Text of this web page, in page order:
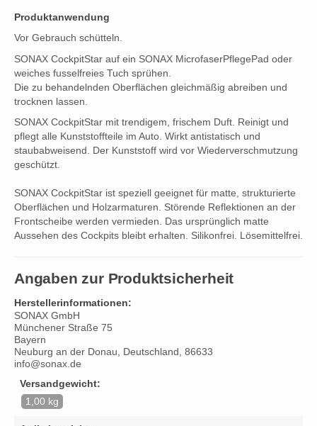
Produktanwendung
Vor Gebrauch schütteln.
SONAX CockpitStar auf ein SONAX MicrofaserPflegePad oder
weiches fusselfreies Tuch sprühen.
Die zu behandelnden Oberflächen gleichmäßig abreiben und
trocknen lassen.
SONAX CockpitStar mit trendigem, frischem Duft. Reinigt und
pflegt alle Kunststoffteile im Auto. Wirkt antistatisch und
staubabweisend. Der Kunststoff wird vor Wiederverschmutzung
geschützt.
SONAX CockpitStar ist speziell geeignet für matte, strukturierte
Oberflächen und Holzarmaturen. Störende Reflektionen an der
Frontscheibe werden vermieden. Das ursprünglich matte
Aussehen des Cockpits bleibt erhalten. Silikonfrei. Lösemittelfrei.
Angaben zur Produktsicherheit
Herstellerinformationen:
SONAX GmbH
Münchener Straße 75
Bayern
Neuburg an der Donau, Deutschland, 86633
info@sonax.de
Versandgewicht:
1,00 kg